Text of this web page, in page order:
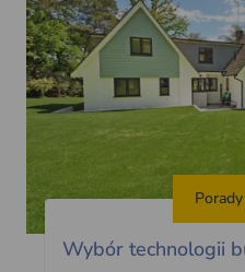
Wybór technologii